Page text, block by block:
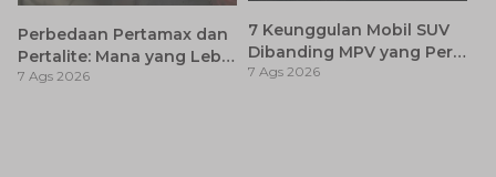
Perbedaan Pertamax dan
Pertalite: Mana yang Lebih
Baik untuk Mobil Toyota
7 Ags 2026
7 Keunggulan Mobil SUV
Dibanding MPV yang Perlu
Anda Ketahui
7 Ags 2026